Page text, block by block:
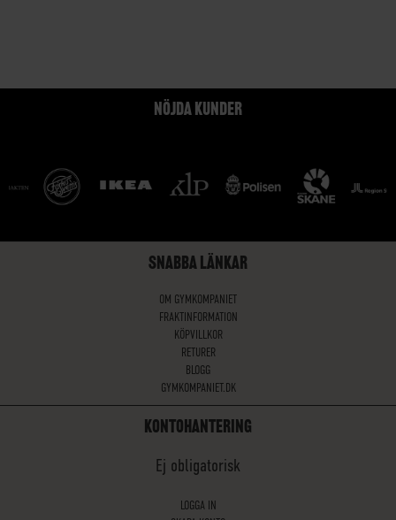
NÖJDA KUNDER
SNABBA LÄNKAR
OM GYMKOMPANIET
FRAKTINFORMATION
KÖPVILLKOR
RETURER
BLOGG
GYMKOMPANIET.DK
KONTOHANTERING
Ej obligatorisk
LOGGA IN